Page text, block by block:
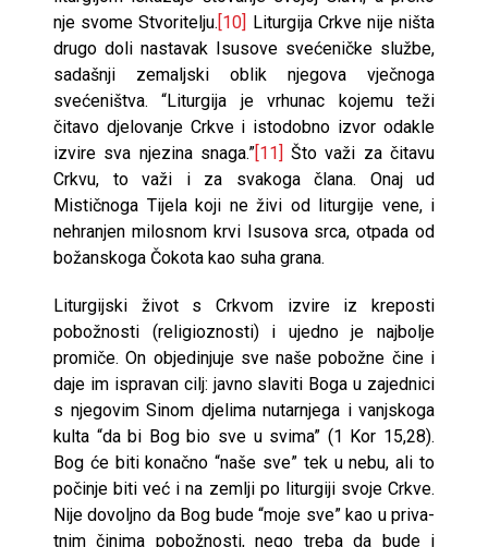
nje svome Stvoritelju.[10] Liturgija Crkve nije ništa
drugo doli nastavak Isusove svećeničke slu­žbe,
sadašnji zemaljski oblik njegova vječnoga
svećeništva. “Liturgija je vr­hunac kojemu teži
čitavo djelovanje Crkve i istodobno izvor odakle
izvire sva njezina snaga.”[11] Što važi za čitavu
Crkvu, to važi i za svakoga člana. Onaj ud
Mističnoga Tijela koji ne živi od liturgije vene, i
nehranjen milosnom krvi Isusova srca, otpada od
božanskoga Čokota kao suha grana.
Liturgijski život s Crkvom izvire iz kreposti
pobožnosti (religioznosti) i ujedno je najbolje
promiče. On objedinjuje sve naše pobožne čine i
daje im ispravan cilj: javno slaviti Boga u zajednici
s njegovim Sinom djelima nu­tarnjega i vanjskoga
kulta “da bi Bog bio sve u svima” (1 Kor 15,28).
Bog će biti konačno “naše sve” tek u nebu, ali to
počinje biti već i na zemlji po liturgiji svoje Crkve.
Nije dovoljno da Bog bude “moje sve” kao u priva­
tnim činima pobožnosti, nego treba da bude i